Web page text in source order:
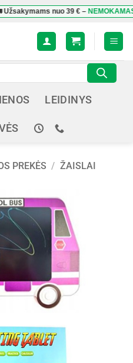
nuo39 €–NEMOKAMAS
LEIDINYS
PREKĖS / ŽAISLAI